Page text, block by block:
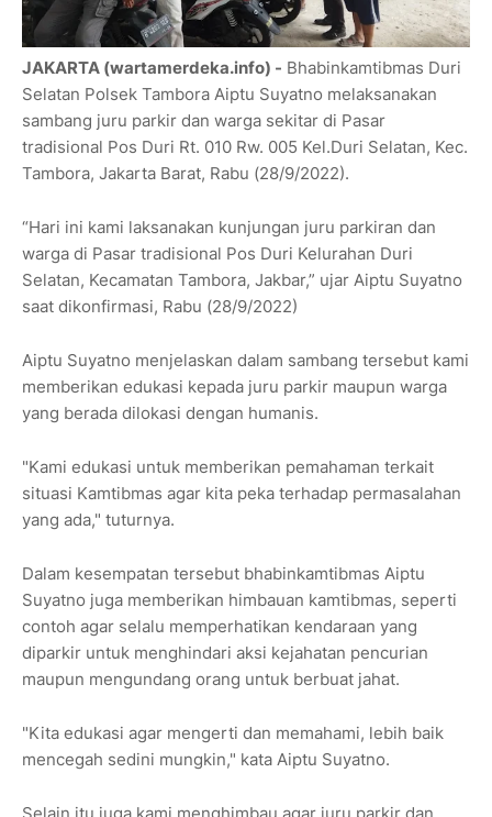
JAKARTA (wartamerdeka.info) - Bhabinkamtibmas Duri
Selatan Polsek Tambora Aiptu Suyatno melaksanakan
sambang juru parkir dan warga sekitar di Pasar
tradisional Pos Duri Rt. 010 Rw. 005 Kel.Duri Selatan, Kec.
Tambora, Jakarta Barat, Rabu (28/9/2022).
“Hari ini kami laksanakan kunjungan juru parkiran dan
warga di Pasar tradisional Pos Duri Kelurahan Duri
Selatan, Kecamatan Tambora, Jakbar,” ujar Aiptu Suyatno
saat dikonfirmasi, Rabu (28/9/2022)
Aiptu Suyatno menjelaskan dalam sambang tersebut kami
memberikan edukasi kepada juru parkir maupun warga
yang berada dilokasi dengan humanis.
"Kami edukasi untuk memberikan pemahaman terkait
situasi Kamtibmas agar kita peka terhadap permasalahan
yang ada," tuturnya.
Dalam kesempatan tersebut bhabinkamtibmas Aiptu
Suyatno juga memberikan himbauan kamtibmas, seperti
contoh agar selalu memperhatikan kendaraan yang
diparkir untuk menghindari aksi kejahatan pencurian
maupun mengundang orang untuk berbuat jahat.
"Kita edukasi agar mengerti dan memahami, lebih baik
mencegah sedini mungkin," kata Aiptu Suyatno.